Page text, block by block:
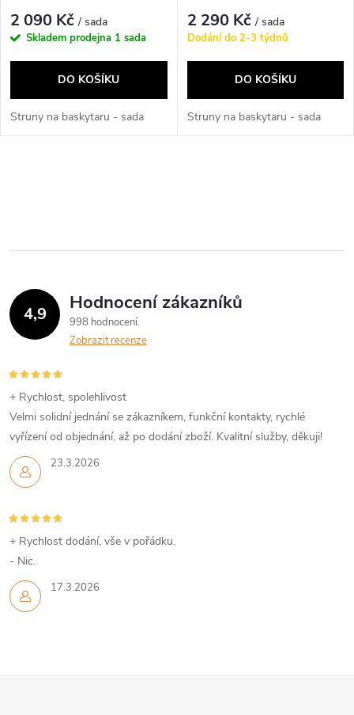
2 090 Kč/ sada
Skladem prodejna 1 sada
DO KOŠÍKU
Struny na baskytaru - sada
2 290 Kč/ sada
Dodání do 2-3 týdnů
DO KOŠÍKU
Struny na baskytaru - sada
l
d
a
c
í
p
r
k
y
v
4,9 Hodnocení zákazníků
998 hodnocení
Zobrazit recenze
23.3.2026
+ Rychlost, spolehlivost
Velmi solidní jednání se zákazníkem, funkční kontakty, rychlé
vyřízení od objednání, až po dodání zboží. Kvalitní služby, děkuji!
17.3.2026
+ Rychlost dodání, vše v pořádku.
- Nic.